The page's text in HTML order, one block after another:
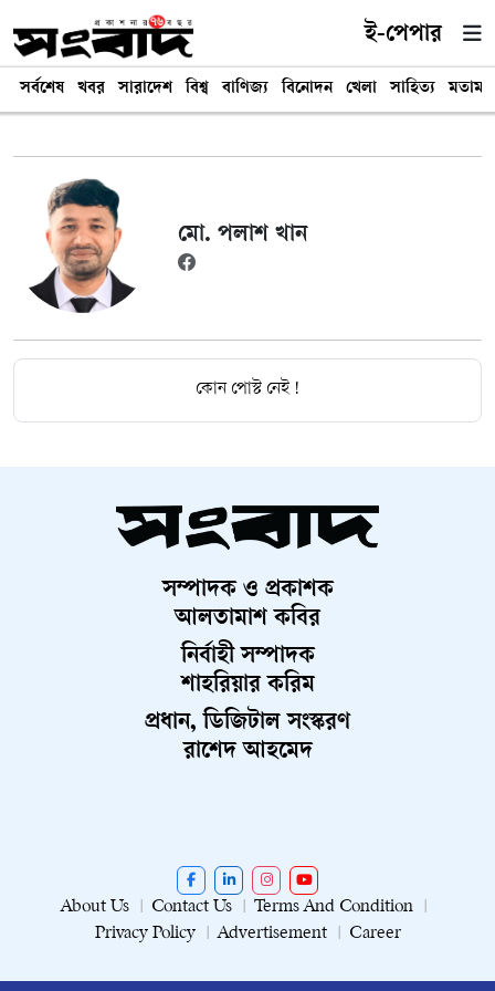
ই-পেপার
সর্বশেষ খবর সারাদেশ বিশ্ব বাণিজ্য বিনোদন খেলা সাহিত্য মতামত
মো. পলাশ খান
কোন পোস্ট নেই !
সম্পাদক ও প্রকাশক
আলতামাশ কবির
নির্বাহী সম্পাদক
শাহরিয়ার করিম
প্রধান, ডিজিটাল সংস্করণ
রাশেদ আহমেদ
About Us Contact Us
Terms And Condition
Privacy Policy
Advertisement Career